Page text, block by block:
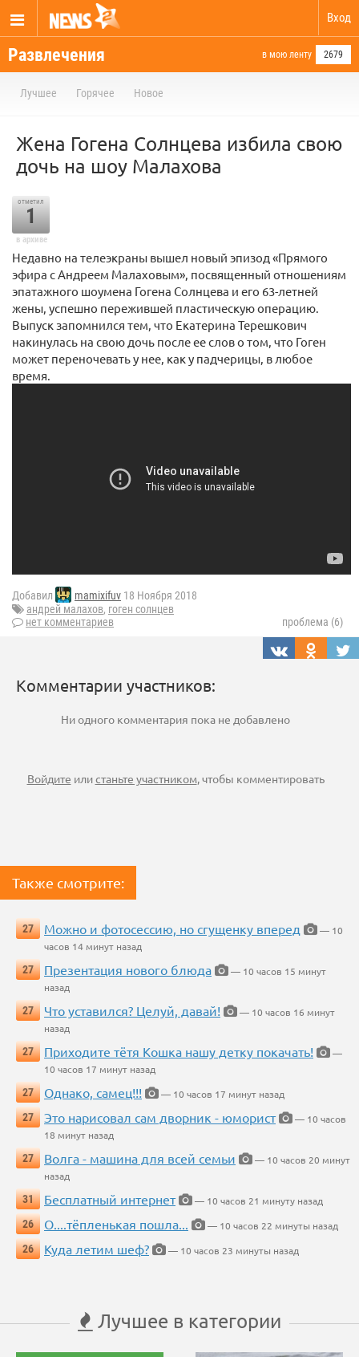
Вход
Развлечения в мою ленту 2679
Лучшее Горячее Новое
Жена Гогена Солнцева избила свою
дочь на шоу Малахова
отметил
1
в архиве
Недавно на телеэкраны вышел новый эпизод «Прямого
эфира с Андреем Малаховым», посвященный отношениям
эпатажного шоумена Гогена Солнцева и его 63-летней
жены, успешно пережившей пластическую операцию.
Выпуск запомнился тем, что Екатерина Терешкович
накинулась на свою дочь после ее слов о том, что Гоген
может переночевать у нее, как у падчерицы, в любое
время.
Добавил mamixifuv 18 Ноября 2018
андрей малахов, гоген солнцев
нет комментариев
проблема (6)
Комментарии участников:
Ни одного комментария пока не добавлено
Войдите илистаньте участником, чтобы комментировать
Также смотрите:
27 Можно и фотосессию, но сгущенку вперед
— 10
часов 14 минут назад
27
Презентация нового блюда
— 10 часов 15 минут
назад
27
Что уставился? Целуй, давай!
— 10 часов 16 минут
назад
27
Приходите тётя Кошка нашу детку покачать!
—
10 часов 17 минут назад
27
Однако, самец!!!
— 10 часов 17 минут назад
27
Это нарисовал сам дворник - юморист
— 10 часов
18 минут назад
27
Волга - машина для всей семьи
— 10 часов 20 минут
назад
31
Бесплатный интернет
— 10 часов 21 минуту назад
26
О....тёпленькая пошла...
— 10 часов 22 минуты назад
26
Куда летим шеф? — 10 часов 23 минуты назад
Лучшее в категории